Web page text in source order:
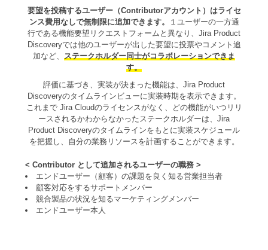
要望を投稿するユーザー（Contributorアカウント）はライセ
ンス費用なしで無制限に追加できます。
１ユーザーの一方通
行である機能要望リクエストフォームと異なり、Jira Product
Discoveryでは他のユーザーが出した要望に投票やコメント追
加など、
ステークホルダー同士がコラボレーションできま
す。
評価に基づき、実装が決まった機能は、Jira Product
Discoveryのタイムラインビューに実装時期を表示できます。
これまで Jira Cloudのライセンスがなく、どの機能がいつリリ
ースされるかわからなかったステークホルダーは、Jira
Product Discoveryのタイムラインをもとに実装スケジュール
を把握し、自分の業務リソースを計画することができます。
< Contributor として追加されるユーザーの職務 >
エンドユーザー（顧客）の課題を良く知る営業担当者
顧客対応をするサポートメンバー
競合製品の状況を知るマーケティングメンバー
エンドユーザー本人